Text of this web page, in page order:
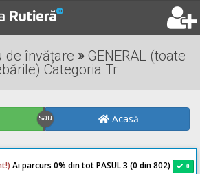
de învățare »GENERAL (toate
Categoria Tr
Acasă
Ai parcurs 0% din tot PASUL 3 (0 din 802) 0